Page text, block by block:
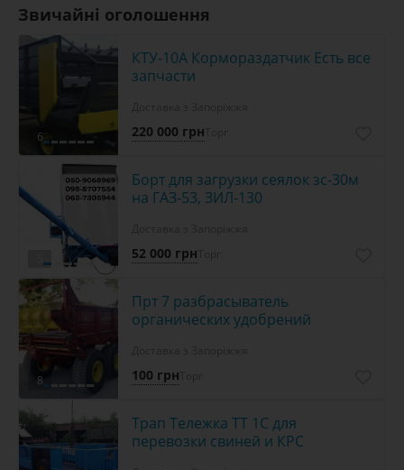
Звичайні оголошення
6
КТУ-10А Кормораздатчик Есть все
запчасти
220 000 грн
Борт для загрузки сеялок зс-30м
на ГАЗ-53, ЗИЛ-130
52 000 грн
8
Прт 7 разбрасыватель
органических удобрений
100 грн
Трап Тележка ТТ 1С для
перевозки свиней и КРС